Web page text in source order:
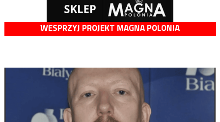
WESPRZYJ PROJEKT MAGNA POLONIA